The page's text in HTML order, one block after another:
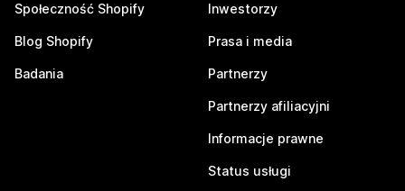
Społeczność Shopify
Blog Shopify
Badania
Inwestorzy
Prasa i media
Partnerzy
Partnerzy afiliacyjni
Informacje prawne
Status usługi